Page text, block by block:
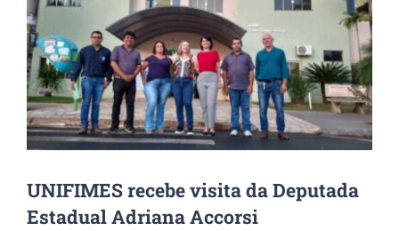
UNIFIMES recebe visita da Deputada
Estadual Adriana Accorsi